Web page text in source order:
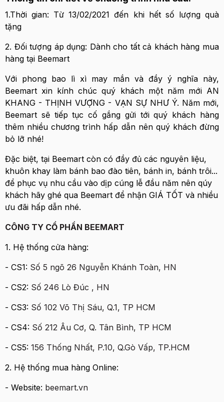
1.Thời gian: Từ 13/02/2021 đến khi hết số lượng quà
tặng
2. Đối tượng áp dụng: Dành cho tất cả khách hàng mua
hàng tại Beemart
Với phong bao lì xì may mắn và đầy ý nghĩa này,
Beemart xin kính chúc quý khách một năm mới AN
KHANG - THỊNH VƯỢNG - VẠN SỰ NHƯ Ý. Năm mới,
Beemart sẽ tiếp tục cố gắng gửi tới quý khách hàng
thêm nhiều chương trình hấp dẫn nên quý khách đừng
bỏ lỡ nhé!
Đặc biệt, tại Beemart còn có đầy đủ các nguyên liệu,
khuôn khay làm bánh bao đào tiên, bánh in, bánh trôi...
để phục vụ nhu cầu vào dịp cúng lễ đầu năm nên qúy
khách hãy ghé qua Beemart để nhận GIÁ TỐT và nhiều
ưu đãi hấp dẫn nhé.
CÔNG TY CỔ PHẦN BEEMART
1. Hệ thống cửa hàng:
- CS1: Số 5 ngõ 26 Nguyễn Khánh Toàn, HN
- CS2: Số 246 Lò Đúc , HN
- CS3: Số 102 Võ Thị Sáu, Q.1, TP HCM
- CS4: Số 212 Âu Cơ, Q. Tân Bình, TP HCM
- CS5: 156 Thống Nhất, P.10, Q.Gò Vấp, TP.HCM
2. Hệ thống mua hàng Online:
- Website: beemart.vn